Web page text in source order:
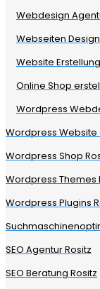
Webdesign
Webseiten
Website
Online Shop
Wordpress
Wordpress Website
Wordpress Shop
Wordpress Themes
Wordpress Plugins
SEO Agentur Rositz
SEO Beratung Rositz